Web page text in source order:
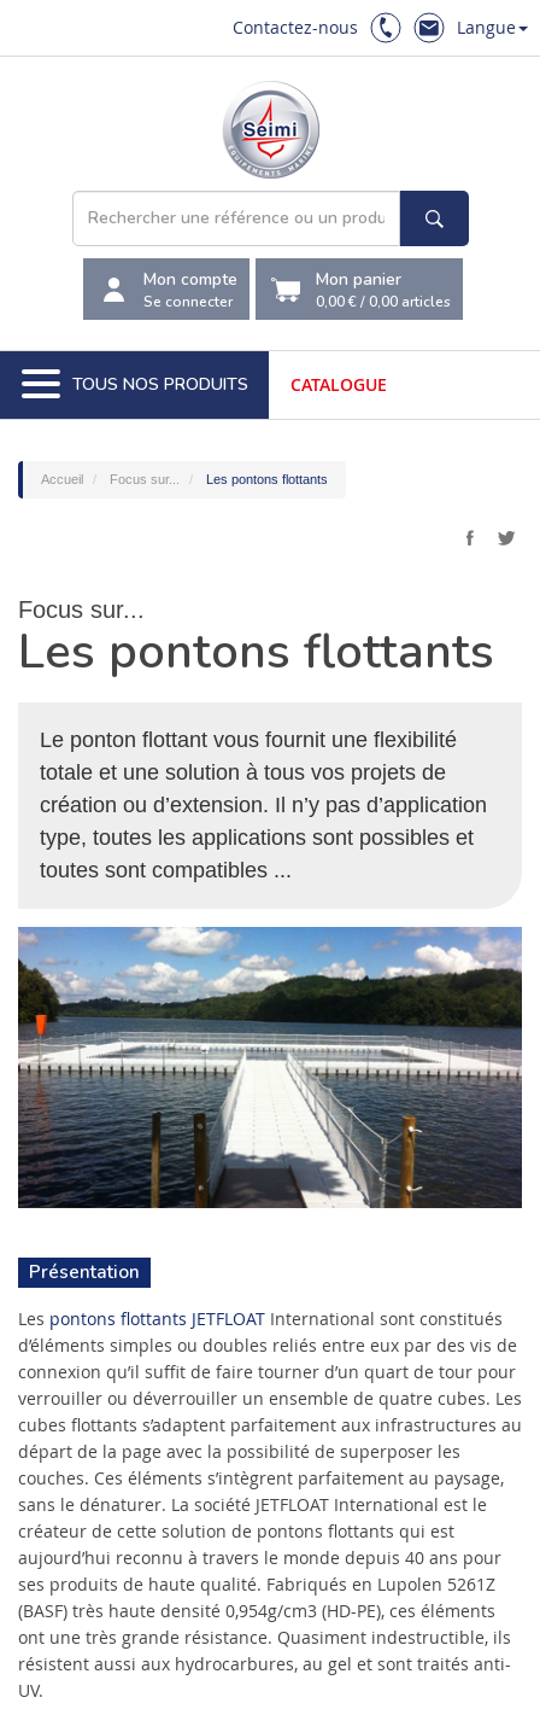
Contactez-nous Langue
Mon compte
Se connecter
Mon panier
0,00 €/0,00 articles
TOUS NOS PRODUITS CATALOGUE
Accueil Focus sur... Les pontons flottants
Focus sur...
Les pontons flottants
Le ponton flottant vous fournit une flexibilité
totale et une solution à tous vos projets de
création ou d’extension. Il n’y pas d’application
type, toutes les applications sont possibles et
toutes sont compatibles ...
Présentation
Les pontons flottants JETFLOAT International sont constitués
d’éléments simples ou doubles reliés entre eux par des vis de
connexion qu’il suffit de faire tourner d’un quart de tour pour
verrouiller ou déverrouiller un ensemble de quatre cubes. Les
cubes flottants s’adaptent parfaitement aux infrastructures au
départ de la page avec la possibilité de superposer les
couches. Ces éléments s’intègrent parfaitement au paysage,
sans le dénaturer. La société JETFLOAT International est le
créateur de cette solution de pontons flottants qui est
aujourd’hui reconnu à travers le monde depuis 40 ans pour
ses produits de haute qualité. Fabriqués en Lupolen 5261Z
(BASF) très haute densité 0,954g/cm3 (HD-PE), ces éléments
ont une très grande résistance. Quasiment indestructible, ils
résistent aussi aux hydrocarbures, au gel et sont traités anti-
UV.